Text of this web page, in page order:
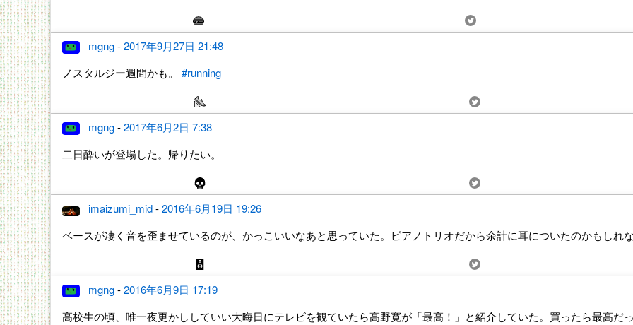
mgng-2017年9月27日 21:48
ノスタルジー週間かも。 #running
mgng-2017年6月2日 7:38
二日酔いが登場した。帰りたい。
imaizumi_mid-2016年6月19日 19:26
ベースが凄く音を歪ませているのが、かっこいいなあと思っていた。ピアノトリオだから余計に耳についたのかもしれ
mgng-2016年6月9日 17:19
高校生の頃、唯一夜更かししていい大晦日にテレビを観ていたら高野寛が「最高！」と紹介していた。買ったら最高だ